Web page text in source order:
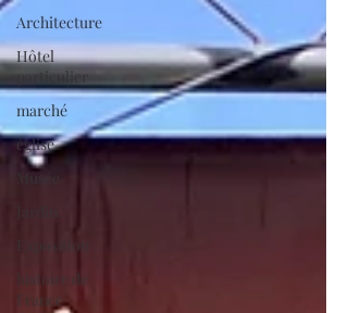
Architecture
Hôtel
particulier
marché
église
Musée
Exposition
histoire de
France